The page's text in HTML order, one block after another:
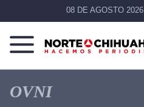
08 DE AGOSTO 2026
Norte
De
Chihuahua
Más
que
noticias,
OVNI